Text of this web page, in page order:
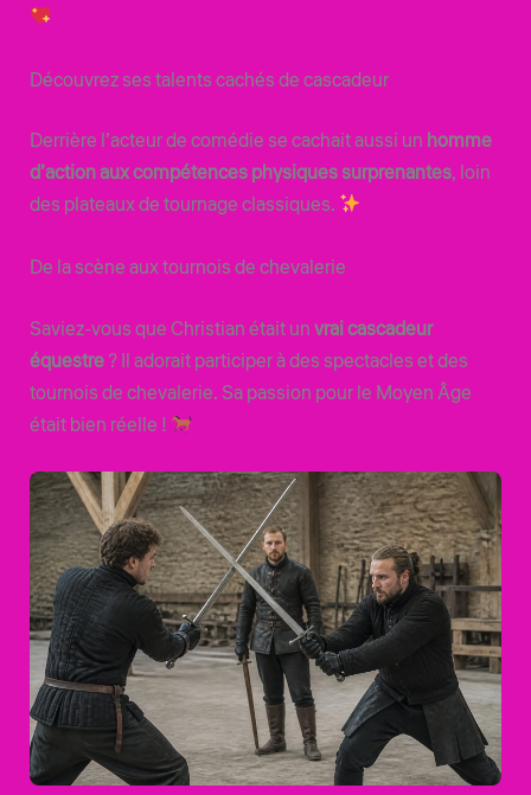
Découvrez ses talents cachés de cascadeur
Derrière l’acteur de comédie se cachait aussi un homme
d’action aux compétences physiques surprenantes, loin
des plateaux de tournage classiques.
De la scène aux tournois de chevalerie
Saviez-vous que Christian était unvrai cascadeur
équestre? Il adorait participer à des spectacles et des
tournois de chevalerie. Sa passion pour le Moyen Âge
était bien réelle !